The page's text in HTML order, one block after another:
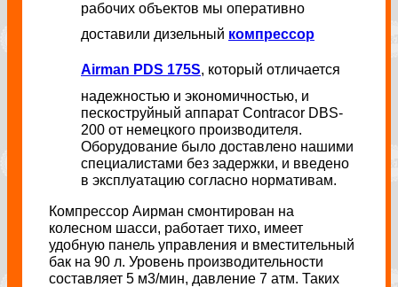
рабочих объектов мы оперативно
доставили дизельный компрессор
Airman PDS 175S, который отличается
надежностью и экономичностью, и
пескоструйный аппарат Contracor DBS-
200 от немецкого производителя.
Оборудование было доставлено нашими
специалистами без задержки, и введено
в эксплуатацию согласно нормативам.
Компрессор Аирман смонтирован на
колесном шасси, работает тихо, имеет
удобную панель управления и вместительный
бак на 90 л. Уровень производительности
составляет 5 м3/мин, давление 7 атм. Таких